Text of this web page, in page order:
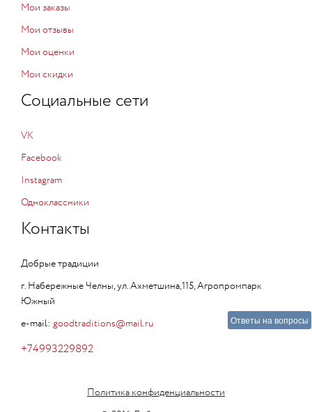
Мои заказы
Мои отзывы
Мои оценки
Мои скидки
Социальные сети
VK
Facebook
Instagram
Одноклассники
Контакты
Добрые традиции
г. Набережные Челны, ул. Ахметшина,115, Агропромпарк
Южный
e-mail: goodtraditions@mail.ru
+74993229892
Политика конфиденциальности
Ответы на вопросы